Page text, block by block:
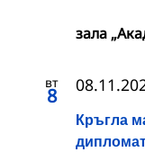
зала
вт
8
Кръгла